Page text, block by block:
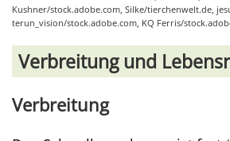
Kushner/stock.adobe.com, Silke/tierchenwelt.de,
terun_vision/stock.adobe.com, KQ Ferris/
Verbreitung und
Verbreitung